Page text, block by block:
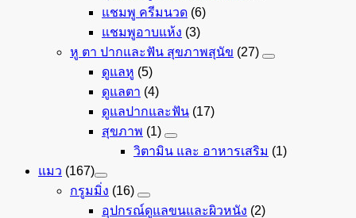
แชมพู ครีมนวด (6)
แชมพูอาบแห้ง (3)
หู ตา ปากและฟัน สุขภาพสุนัข (27)
ดูแลหู (5)
ดูแลตา (4)
ดูแลปากและฟัน (17)
สุขภาพ (1)
วิตามิน และ อาหารเสริม (1)
แมว (167)
กรูมมิ่ง (16)
อุปกรณ์ดูแลขนและผิวหนัง (2)